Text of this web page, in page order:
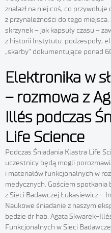
znalazł na niej coś, co
z przynależności do tego
skrzynek – jak kapsuły czasu –
z historii Instytutu: podzespoły,
„skarby” dokumentujące ponad
Elektronika w
– rozmowa z
Illés podczas
Life Science
Podczas Śniadania Klastra Life
uczestnicy będą mogli
i materiałów funkcjonalnych w
medycznych. Gościem spotkania
z Sieci Badawczej Łukasiewicz
Naukowe śniadanie z naszym
będzie dr hab. Agata Skwarek-
Funkcjonalnych w Sieci